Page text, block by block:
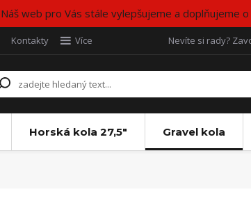
Náš web pro Vás stále vylepšujeme a doplňujeme
Kontakty Více Nevíte si rady?
Horská kola 27,5" Gravel kola